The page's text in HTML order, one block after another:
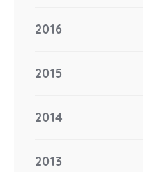
2016
2015
2014
2013